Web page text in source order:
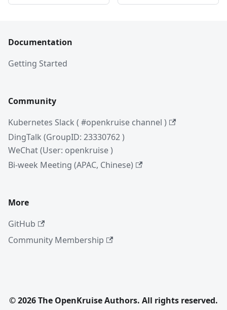
Documentation
Getting Started
Community
Kubernetes Slack ( #openkruise channel )
DingTalk (GroupID: 23330762 )
WeChat (User: openkruise )
Bi-week Meeting (APAC, Chinese)
More
GitHub
Community Membership
© 2026 The OpenKruise Authors. All rights reserved.